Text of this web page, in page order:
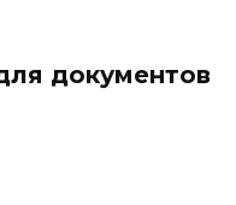
документов